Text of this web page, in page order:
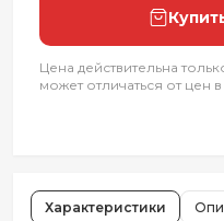
Цена действительна
может отличаться от цен
Характеристики